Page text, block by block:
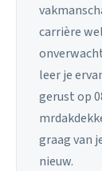
carrière
leer je
gerust op
graag van
nieuw.